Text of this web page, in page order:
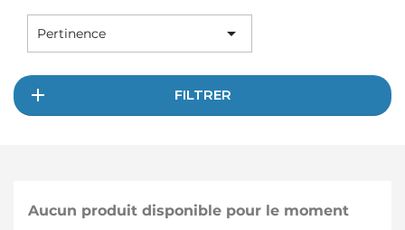
Pertinence 
FILTRER
Aucun produit disponible pour le moment